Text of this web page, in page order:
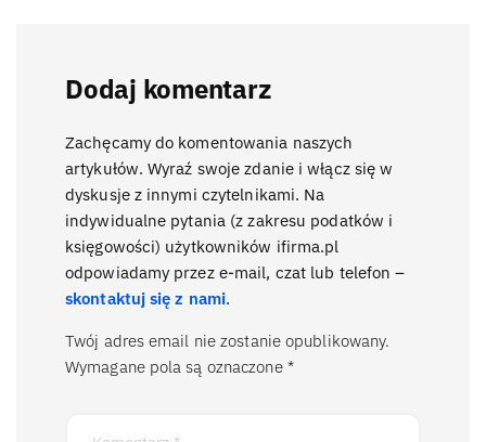
Dodaj komentarz
Zachęcamy do komentowania naszych
artykułów. Wyraź swoje zdanie i włącz się w
dyskusje z innymi czytelnikami. Na
indywidualne pytania (z zakresu podatków i
księgowości) użytkowników ifirma.pl
odpowiadamy przez e-mail, czat lub telefon –
skontaktuj się z nami.
Twój adres email nie zostanie opublikowany.
Wymagane pola są oznaczone *